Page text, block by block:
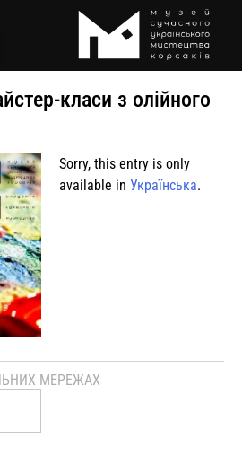
класи з олійного
Sorry, this entry is only
available in Українська.
МЕРЕЖАХ